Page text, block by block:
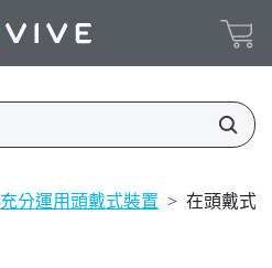
充分運用頭戴式裝置 > 在頭戴式